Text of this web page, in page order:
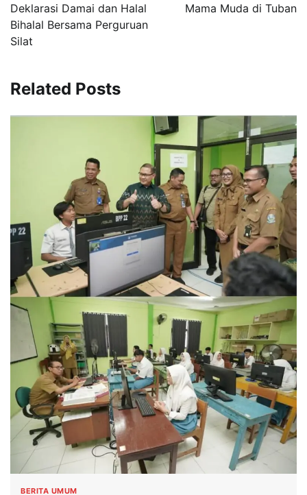
Deklarasi Damai dan Halal
Bihalal Bersama Perguruan
Silat
Mama Muda di Tuban
Related Posts
BERITA UMUM